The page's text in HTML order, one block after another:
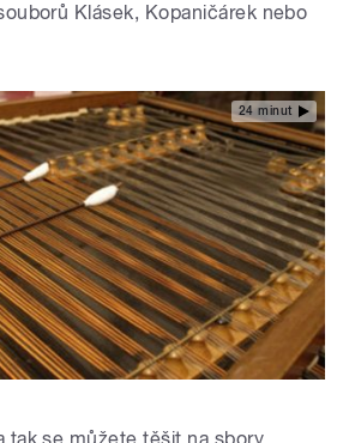
Klásek, Kopaničárek nebo
24 minut
tak se můžete těšit na sbory